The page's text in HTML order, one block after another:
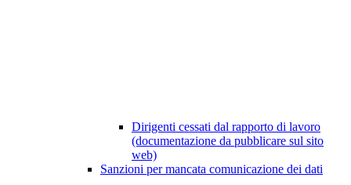
Dirigenti cessati dal rapporto di lavoro
(documentazione da pubblicare sul sito
web)
Sanzioni per mancata comunicazione dei dati